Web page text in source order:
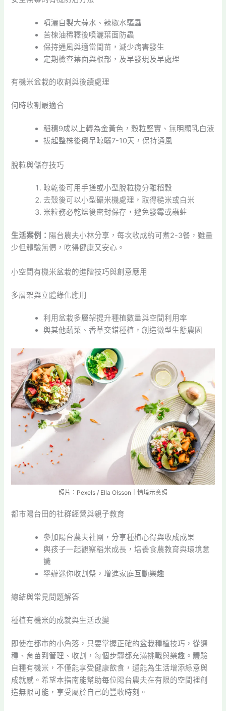
噴灑自製大蒜水、辣椒水驅蟲
苦楝油稀釋後噴灑葉面防蟲
保持通風與適當間苗，減少病害發生
定期檢查葉面與根部，及早發現及早處理
有機米盆栽的收割與後續處理
何時收割最適合
稻穗9成以上轉為金黃色，穀粒堅實、無明顯乳白液
拔起整株後倒吊晾曬7-10天，保持通風
脫粒與儲存技巧
晾乾後可用手搓或小型脫粒機分離稻穀
去殼後可以小型碾米機處理，取得糙米或白米
米粒務必乾燥後密封保存，避免發霉或蟲蛀
生活案例： 陽台農夫小林分享，每次收成約可煮2-3餐，雖量
少但體驗無價，吃得健康又安心。
小空間有機米盆栽的進階技巧與創意應用
多層架與立體綠化應用
利用盆栽多層架提升種植數量與空間利用率
與其他蔬菜、香草交錯種植，創造微型生態農園
照片：Pexels / Ella Olsson｜情境示意照
都市陽台田的社群經營與親子教育
參加陽台農夫社團，分享種植心得與收成成果
與孩子一起觀察稻米成長，培養食農教育與環境意
識
舉辦迷你收割祭，增進家庭互動樂趣
總結與常見問題解答
種植有機米的成就與生活改變
即使在都市的小角落，只要掌握正確的盆栽種植技巧，從選
種、育苗到管理、收割，每個步驟都充滿挑戰與樂趣。體驗
自種有機米，不僅能享受健康飲食，還能為生活增添綠意與
成就感。希望本指南能幫助每位陽台農夫在有限的空間裡創
造無限可能，享受屬於自己的豐收時刻。